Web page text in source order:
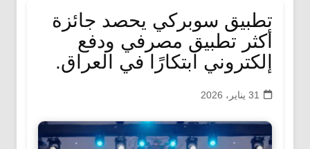
تطبيق سوبركي يحصد جائزة
أكثر تطبيق مصرفي ودفع
إلكتروني ابتكارًا في العراق.
31 يناير، 2026